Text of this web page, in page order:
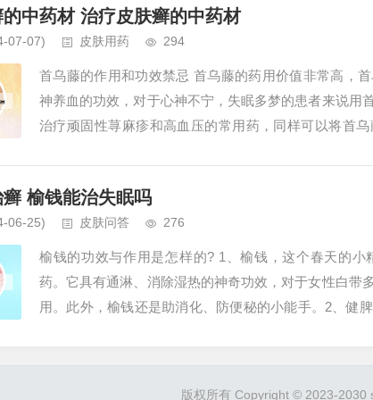
中药材 治疗皮肤癣的中药材
07-07) 皮肤用药 294
首乌藤的作用和功效禁忌 首乌藤的药用价值非常高，
神养血的功效，对于心神不宁，失眠多梦的患者来说用
治疗顽固性荨麻疹和高血压的常用药，同样可以将首
榆钱能治失眠吗
06-25) 皮肤问答 276
榆钱的功效与作用是怎样的? 1、榆钱，这个春天的
药。它具有通淋、消除湿热的神奇功效，对于女性白带
用。此外，榆钱还是助消化、防便秘的小能手。2、健
版权所有 Copyright © 2023-2030